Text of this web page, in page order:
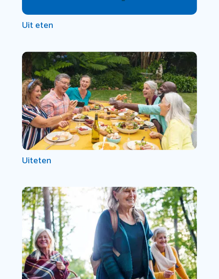
Uit eten
Uiteten